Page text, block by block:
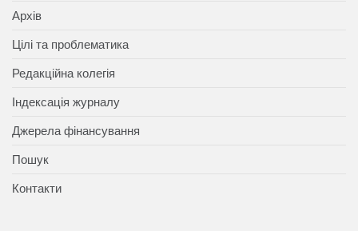
Архів
Цілі та проблематика
Редакційна колегія
Індексація журналу
Джерела фінансування
Пошук
Контакти